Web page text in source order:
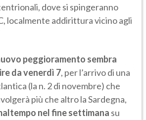
dove si spingeranno
localmente addirittura vicino agli
peggioramento sembra
da venerdì 7, per l’arrivo di una
(la n. 2 di novembre) che
più che altro la Sardegna,
nel fine settimana su